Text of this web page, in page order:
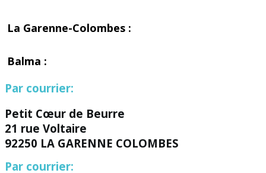
La Garenne-Colombes :
Balma :
Par courrier:
Petit Cœur de Beurre
21 rue Voltaire
92250 LA GARENNE COLOMBES
Par courrier: